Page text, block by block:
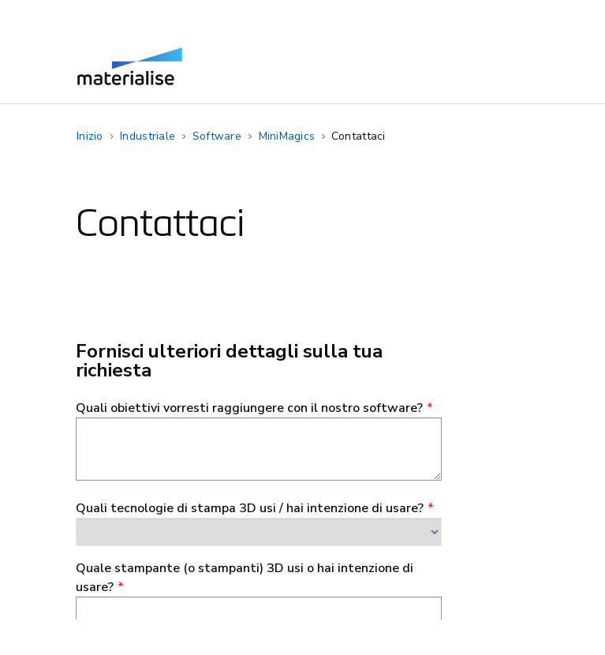
Inizio Industriale Software MiniMagics Contattaci
Contattaci